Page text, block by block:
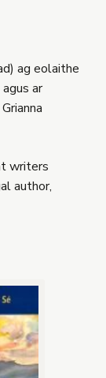
ag eolaithe
ar
writers
author,